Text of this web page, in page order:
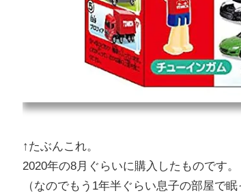
↑たぶんこれ。
2020年の8月ぐらいに購入したものです。
（なのでもう1年半ぐらい息子の部屋で眠